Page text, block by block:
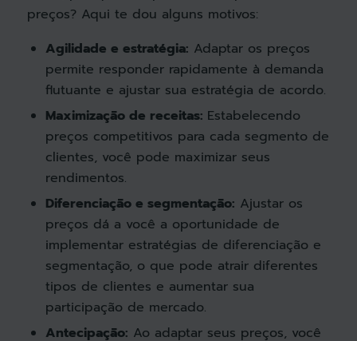
preços? Aqui te dou alguns motivos:
Agilidade e estratégia: Adaptar os preços
permite responder rapidamente à demanda
flutuante e ajustar sua estratégia de acordo.
Maximização de receitas: Estabelecendo
preços competitivos para cada segmento de
clientes, você pode maximizar seus
rendimentos.
Diferenciação e segmentação: Ajustar os
preços dá a você a oportunidade de
implementar estratégias de diferenciação e
segmentação, o que pode atrair diferentes
tipos de clientes e aumentar sua
participação de mercado.
Antecipação: Ao adaptar seus preços, você